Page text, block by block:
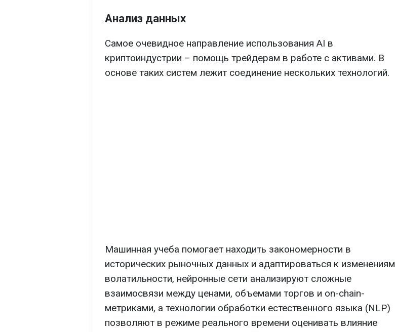
Анализ данных
Самое очевидное направление использования AI в
криптоиндустрии – помощь трейдерам в работе с активами. В
основе таких систем лежит соединение нескольких технологий.
Машинная учеба помогает находить закономерности в
исторических рыночных данных и адаптироваться к изменениям
волатильности, нейронные сети анализируют сложные
взаимосвязи между ценами, объемами торгов и on-chain-
метриками, а технологии обработки естественного языка (NLP)
позволяют в режиме реального времени оценивать влияние